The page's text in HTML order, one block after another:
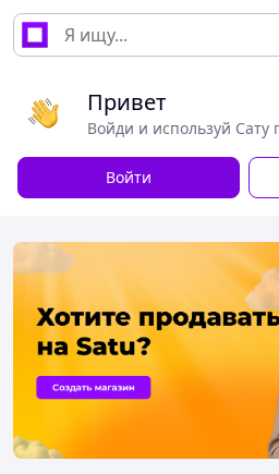
Привет
Войди и используй Сату
Войти